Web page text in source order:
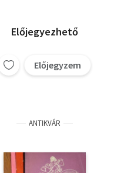
Előjegyezhető
Előjegyzem
ANTIKVÁR